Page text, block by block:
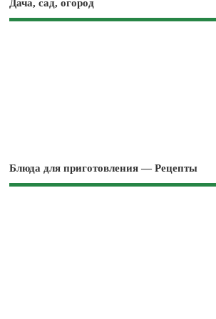
Дача, сад, огород
Блюда для приготовления — Рецепты